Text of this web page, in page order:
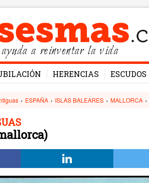
a reinventar la vida
HERENCIAS ESCUDOS
› ESPAÑA › ISLAS BALEARES › MALLORCA ›